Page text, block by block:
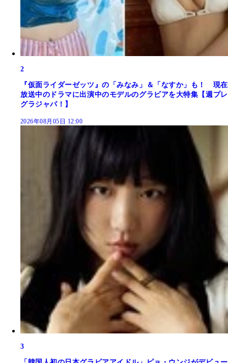
2
『仮面ライダーゼッツ』の「みなみ」＆「なすか」も！ 現在
放送中のドラマに出演中のモデルのグラビアを大特集【週プレ
グラジャパ！】
2026年08月05日 12:00
3